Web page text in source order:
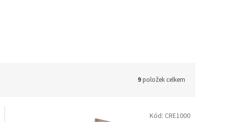
9položek celkem
Kód: CRE1000